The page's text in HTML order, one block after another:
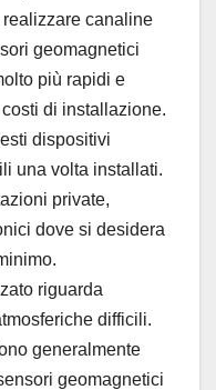
realizzare canaline
geomagnetici
più rapidi e
di installazione.
dispositivi
una volta installati.
private,
dove si desidera
riguarda
difficili.
generalmente
geomagnetici